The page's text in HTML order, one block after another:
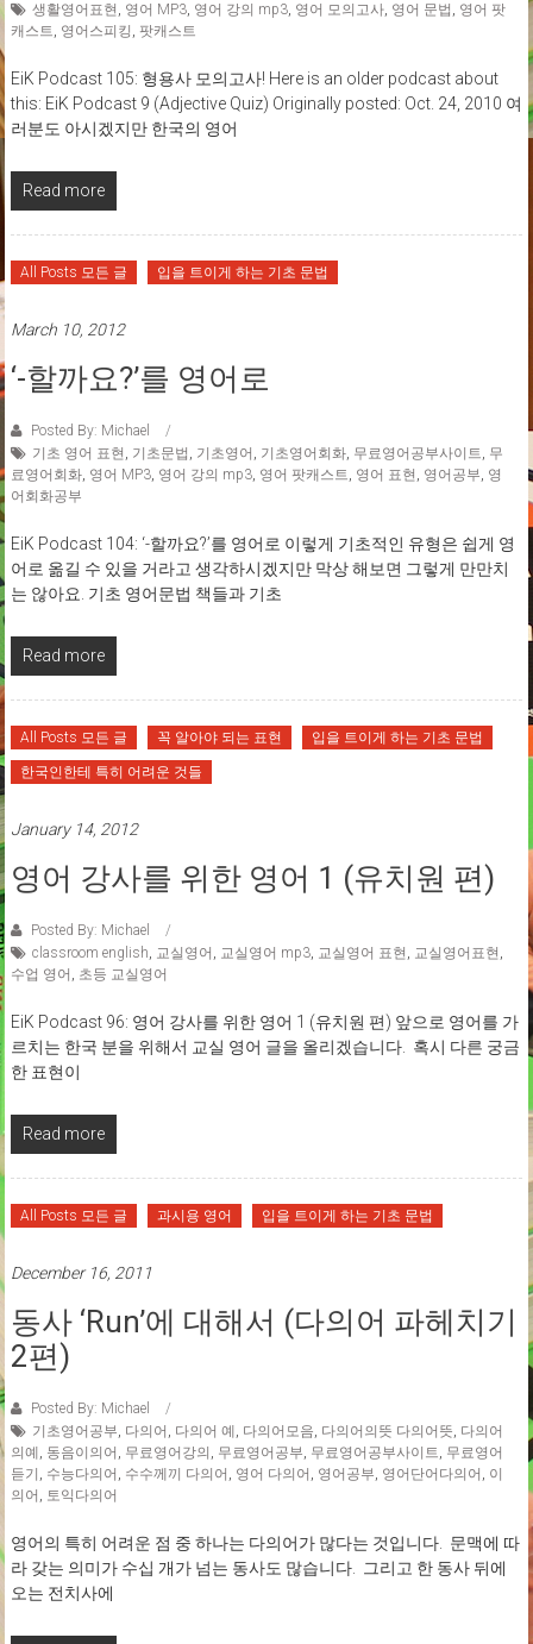
생활영어표현 , 영어 MP3, 영어 강의 mp3, 영어 모의고사, 영어 문법 , 영어 팟
캐스트, 영어스피킹 , 팟캐스트
EiK Podcast 105: 형용사 모의고사! Here is an older podcast about
this: EiK Podcast 9 (Adjective Quiz) Originally posted: Oct. 24, 2010 여
러분도 아시겠지만 한국의 영어
Read more
All Posts 모든 글 입을 트이게 하는 기초 문법
March 10, 2012
‘-할까요?’를 영어로
Posted By: Michael
기초 영어 표현 , 기초문법 , 기초영어 , 기초영어회화, 무료영어공부사이트, 무
료영어회화, 영어 MP3, 영어 강의 mp3, 영어 팟캐스트, 영어 표현 , 영어공부, 영
어회화공부
EiK Podcast 104: ‘-할까요?’를 영어로 이렇게 기초적인 유형은 쉽게 영
어로 옮길 수 있을 거라고 생각하시겠지만 막상 해보면 그렇게 만만치
는 않아요. 기초 영어문법 책들과 기초
Read more
All Posts 모든 글 꼭 알아야 되는 표현 입을 트이게 하는 기초 문법
한국인한테 특히 어려운 것들
January 14, 2012
영어 강사를 위한 영어 1 (유치원 편)
Posted By: Michael
classroom english, 교실영어 , 교실영어 mp3, 교실영어 표현 , 교실영어표현 ,
수업 영어 , 초등 교실영어
EiK Podcast 96: 영어 강사를 위한 영어 1 (유치원 편) 앞으로 영어를 가
르치는 한국 분을 위해서 교실 영어 글을 올리겠습니다. 혹시 다른 궁금
한 표현이
Read more
All Posts 모든 글 과시용 영어 입을 트이게 하는 기초 문법
December 16, 2011
동사 ‘run’에 대해서 (다의어 파헤치기
2편)
Posted By: Michael
기초영어공부, 다의어 , 다의어 예 , 다의어모음, 다의어의뜻 다의어뜻, 다의어
의예 , 동음이의어 , 무료영어강의 , 무료영어공부, 무료영어공부사이트, 무료영어
듣기 , 수능다의어 , 수수께끼 다의어 , 영어 다의어 , 영어공부, 영어단어다의어 , 이
의어 , 토익다의어
영어의 특히 어려운 점 중 하나는 다의어가 많다는 것입니다. 문맥에 따
라 갖는 의미가 수십 개가 넘는 동사도 많습니다. 그리고 한 동사 뒤에
오는 전치사에